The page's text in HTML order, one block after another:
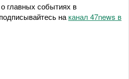
главных событиях в
на канал 47news в